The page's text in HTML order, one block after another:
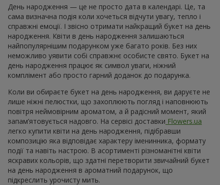
День народження — це не просто дата в календарі. Це, та
сама визначна подія коли хочеться відчути увагу, тепло і
справжні емоції. І звісно отримати найкращий букет на день
народження. Квіти в день народження залишаються
найпопулярнішим подарунком уже багато років. Без них
неможливо уявити собі справжнє особисте свято. Букет на
день народження працює як символ уваги, ніжний
комплімент або просто гарний доданок до подарунка.
Коли ви обираєте букет на день народження, ви даруєте не
лише ніжні пелюстки, що захоплюють погляд і наповнюють
повітря неймовірним ароматом, а й радісний момент, який
запам’ятовується надовго. На сервісі доставки Flowers.ua
легко купити квіти на день народження, підібравши
композицію яка відповідає характеру іменинника, формату
події та навіть настрою. В асортименті різноманітні квіти
яскравих кольорів, що здатні перетворити звичайний букет
на день народження в ароматний подарунок, що
підкреслить урочисту мить.